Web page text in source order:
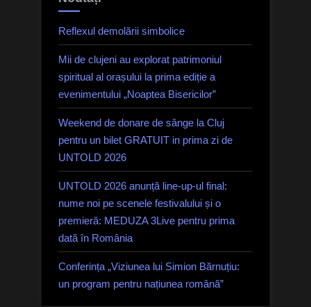
Reflexul demolării simbolice
Mii de clujeni au explorat patrimoniul
spiritual al orașului la prima ediție a
evenimentului „Noaptea Bisericilor”
Weekend de donare de sânge la Cluj
pentru un bilet GRATUIT in prima zi de
UNTOLD 2026
UNTOLD 2026 anunță line-up-ul final:
nume noi pe scenele festivalului și o
premieră: MEDUZA 3Live pentru prima
dată în România
Conferința „Viziunea lui Simion Bărnuțiu:
un program pentru națiunea română”